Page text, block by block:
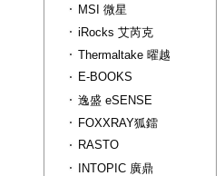
MSI 微星
iRocks 艾芮克
Thermaltake 曜越
E-BOOKS
逸盛 eSENSE
FOXXRAY狐鐳
RASTO
INTOPIC 廣鼎